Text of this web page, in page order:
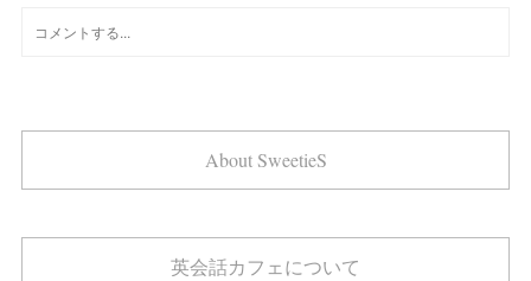
About SweetieS
英会話カフェについて